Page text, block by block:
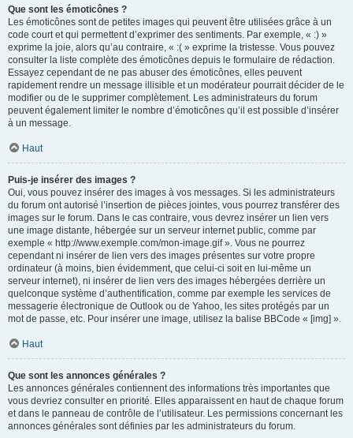
Que sont les émoticônes ?
Les émoticônes sont de petites images qui peuvent être utilisées grâce à un
code court et qui permettent d’exprimer des sentiments. Par exemple, « :) »
exprime la joie, alors qu’au contraire, « :( » exprime la tristesse. Vous pouvez
consulter la liste complète des émoticônes depuis le formulaire de rédaction.
Essayez cependant de ne pas abuser des émoticônes, elles peuvent
rapidement rendre un message illisible et un modérateur pourrait décider de le
modifier ou de le supprimer complètement. Les administrateurs du forum
peuvent également limiter le nombre d’émoticônes qu’il est possible d’insérer
à un message.
Haut
Puis-je insérer des images ?
Oui, vous pouvez insérer des images à vos messages. Si les administrateurs
du forum ont autorisé l’insertion de pièces jointes, vous pourrez transférer des
images sur le forum. Dans le cas contraire, vous devrez insérer un lien vers
une image distante, hébergée sur un serveur internet public, comme par
exemple « http://www.exemple.com/mon-image.gif ». Vous ne pourrez
cependant ni insérer de lien vers des images présentes sur votre propre
ordinateur (à moins, bien évidemment, que celui-ci soit en lui-même un
serveur internet), ni insérer de lien vers des images hébergées derrière un
quelconque système d’authentification, comme par exemple les services de
messagerie électronique de Outlook ou de Yahoo, les sites protégés par un
mot de passe, etc. Pour insérer une image, utilisez la balise BBCode « [img] ».
Haut
Que sont les annonces générales ?
Les annonces générales contiennent des informations très importantes que
vous devriez consulter en priorité. Elles apparaissent en haut de chaque forum
et dans le panneau de contrôle de l’utilisateur. Les permissions concernant les
annonces générales sont définies par les administrateurs du forum.